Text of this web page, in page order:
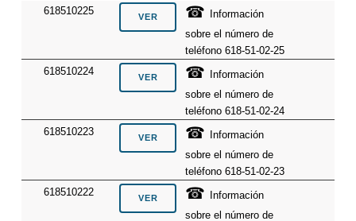
618510225
☎
Información
sobre el número de
teléfono 618-51-02-25
618510224
☎
Información
sobre el número de
teléfono 618-51-02-24
618510223
☎
Información
sobre el número de
teléfono 618-51-02-23
618510222
☎
Información
sobre el número de